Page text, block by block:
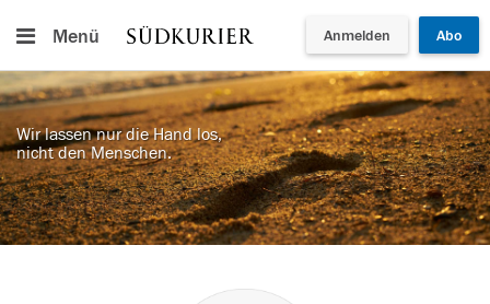
Menü Anmelden Abo
Wir lassen nur die Hand los,
nicht den Menschen.